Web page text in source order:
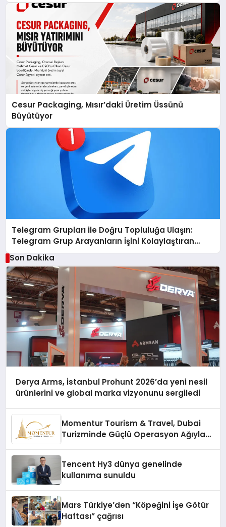
Cesur Packaging, Mısır’daki Üretim Üssünü
Büyütüyor
Telegram Grupları ile Doğru Topluluğa Ulaşın:
Telegram Grup Arayanların İşini Kolaylaştıran
Çözüm
Son Dakika
Derya Arms, İstanbul Prohunt 2026’da yeni nesil
ürünlerini ve global marka vizyonunu sergiledi
Momentur Tourism & Travel, Dubai
Turizminde Güçlü Operasyon Ağıyla
Tencent Hy3 dünya genelinde
kullanıma sunuldu
Mars Türkiye’den “Köpeğini İşe Götür
Haftası” çağrısı